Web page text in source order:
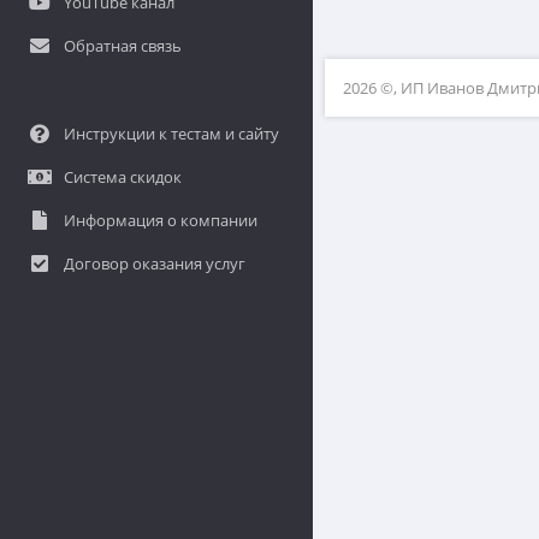
Обратная связь
Инструкции к тестам и сайту
Система скидок
Информация о компании
Договор оказания услуг
2026 ©, ИП Иванов